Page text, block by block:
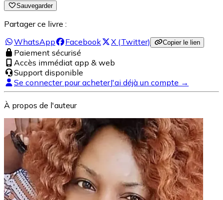
Sauvegarder
Partager ce livre :
WhatsApp
Facebook X (Twitter) Copier le lien
Paiement sécurisé
Accès immédiat app & web
Support disponible
Se connecter pour acheterJ'ai déjà un compte →
À propos de l'auteur